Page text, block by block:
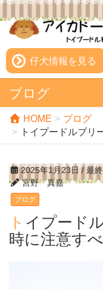
仔犬情報を見る
ブログ
HOME
ブログ
トイプードルブリ
2025年1月23日 / 最
宮野 真嘉
ブログ
トイプードルブリーダーとの契約
時に注意す